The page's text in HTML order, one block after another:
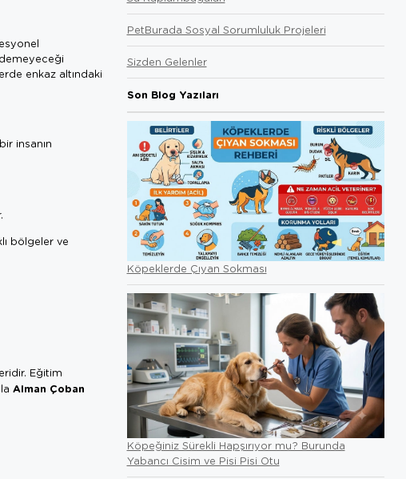
enkaz altındaki
insanın
bölgeler ve
Eğitim
Alman Çoban
PetBurada Sosyal Sorumluluk Projeleri
Sizden Gelenler
Son Blog Yazıları
Köpeklerde Çıyan Sokması
Köpeğiniz Sürekli Hapşırıyor mu? Burunda
Yabancı Cisim ve Pisi Pisi Otu